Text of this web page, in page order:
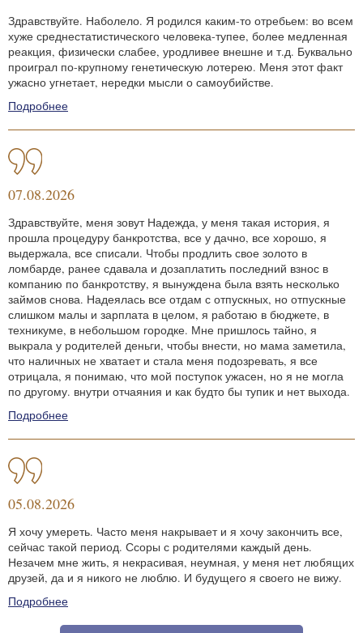
Здравствуйте. Наболело. Я родился каким-то отребьем: во всем
хуже среднестатистического человека-тупее, более медленная
реакция, физически слабее, уродливее внешне и т.д. Буквально
проиграл по-крупному генетическую лотерею. Меня этот факт
ужасно угнетает, нередки мысли о самоубийстве.
Подробнее
07.08.2026
Здравствуйте, меня зовут Надежда, у меня такая история, я
прошла процедуру банкротства, все у дачно, все хорошо, я
выдержала, все списали. Чтобы продлить свое золото в
ломбарде, ранее сдавала и дозаплатить последний взнос в
компанию по банкротству, я вынуждена была взять несколько
займов снова. Надеялась все отдам с отпускных, но отпускные
слишком малы и зарплата в целом, я работаю в бюджете, в
техникуме, в небольшом городке. Мне пришлось тайно, я
выкрала у родителей деньги, чтобы внести, но мама заметила,
что наличных не хватает и стала меня подозревать, я все
отрицала, я понимаю, что мой поступок ужасен, но я не могла
по другому. внутри отчаяния и как будто бы тупик и нет выхода.
Подробнее
05.08.2026
Я хочу умереть. Часто меня накрывает и я хочу закончить все,
сейчас такой период. Ссоры с родителями каждый день.
Незачем мне жить, я некрасивая, неумная, у меня нет любящих
друзей, да и я никого не люблю. И будущего я своего не вижу.
Подробнее